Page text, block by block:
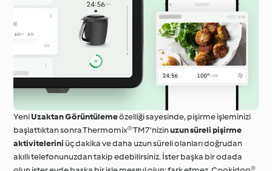
YeniUzaktan Görüntülemeözelliği sayesinde, pişirme işleminizi
başlattıktan sonra Thermomix® TM7'nizinuzun süreli pişirme
aktivitelerini üç dakika ve daha uzun süreli olanları doğrudan
akıllı telefonunuzdan takip edebilirsiniz. İster başka bir odada